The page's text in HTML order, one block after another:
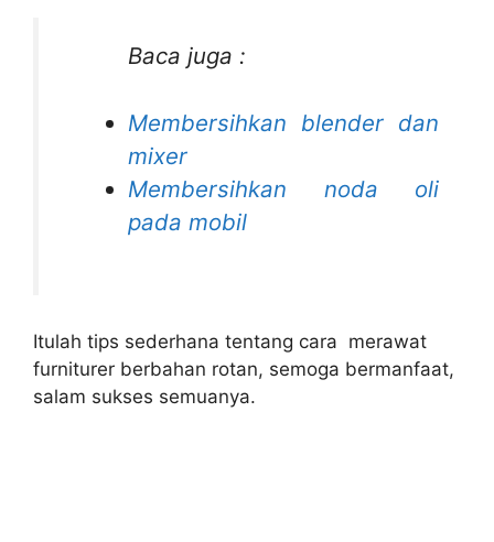
Baca juga :
Membersihkan blender dan
mixer
Membersihkan noda oli
pada mobil
Itulah tips sederhana tentang cara merawat
furniturer berbahan rotan, semoga bermanfaat,
salam sukses semuanya.